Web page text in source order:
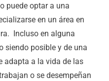
puede optar a una
en un área en
Incluso en alguna
siendo posible y de una
adapta a la vida de las
o se desempeñan